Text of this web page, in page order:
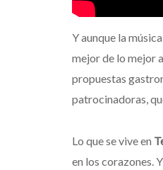
Y aunque la
mejor de lo mejor
propuestas
patrocinadoras,
Lo que se vive en
en los corazones.